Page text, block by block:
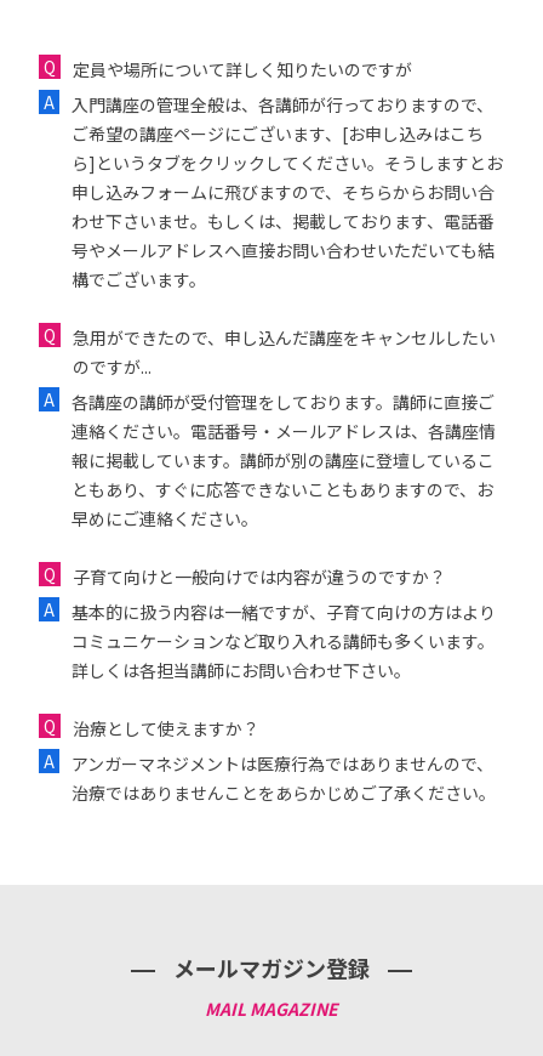
定員や場所について詳しく知りたいのですが
入門講座の管理全般は、各講師が行っておりますので、
ご希望の講座ページにございます、[お申し込みはこち
ら]というタブをクリックしてください。そうしますとお
申し込みフォームに飛びますので、そちらからお問い合
わせ下さいませ。もしくは、掲載しております、電話番
号やメールアドレスへ直接お問い合わせいただいても結
構でございます。
急用ができたので、申し込んだ講座をキャンセルしたい
のですが...
各講座の講師が受付管理をしております。講師に直接ご
連絡ください。電話番号・メールアドレスは、各講座情
報に掲載しています。講師が別の講座に登壇しているこ
ともあり、すぐに応答できないこともありますので、お
早めにご連絡ください。
子育て向けと一般向けでは内容が違うのですか？
基本的に扱う内容は一緒ですが、子育て向けの方はより
コミュニケーションなど取り入れる講師も多くいます。
詳しくは各担当講師にお問い合わせ下さい。
治療として使えますか？
アンガーマネジメントは医療行為ではありませんので、
治療ではありませんことをあらかじめご了承ください。
メールマガジン登録